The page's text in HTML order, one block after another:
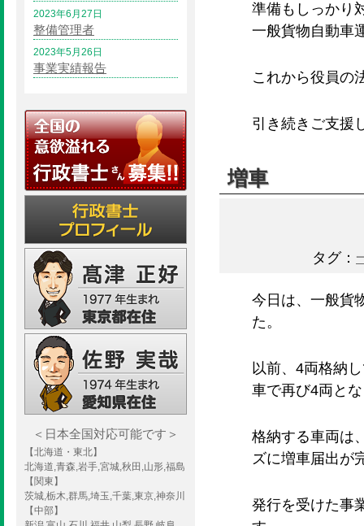
準備もしっかり
一般貨物自動車
これから役員の
引き続きご支援
増車
タグ：
今日は、一般貨
た。
以前、4両格納
車で再び4両と
格納する車両は
ズに増車届出が
発行を受けた事
2023年6月27日
整備管理者
2023年5月26日
事業実績報告
＜日本全国対応可能です＞
【北海道・東北】
北海道,青森,岩手,宮城,秋田,山形,福島
【関東】
茨城,栃木,群馬,埼玉,千葉,東京,神奈川
【中部】